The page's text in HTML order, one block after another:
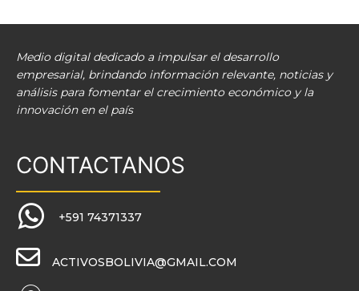
Medio digital dedicado a impulsar el desarrollo
empresarial, brindando información relevante, noticias y
análisis para fomentar el crecimiento económico y la
innovación en el país
CONTACTANOS
+591 74371337
ACTIVOSBOLIVIA@GMAIL.COM